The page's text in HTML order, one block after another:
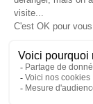
Newsletter